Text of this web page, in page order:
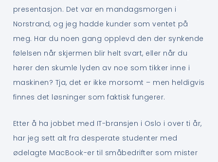
presentasjon. Det var en mandagsmorgen i
Norstrand, og jeg hadde kunder som ventet på
meg. Har du noen gang opplevd den der synkende
følelsen når skjermen blir helt svart, eller når du
hører den skumle lyden av noe som tikker inne i
maskinen? Tja, det er ikke morsomt – men heldigvis
finnes det løsninger som faktisk fungerer.
Etter å ha jobbet med IT-bransjen i Oslo i over ti år,
har jeg sett alt fra desperate studenter med
ødelagte MacBook-er til småbedrifter som mister